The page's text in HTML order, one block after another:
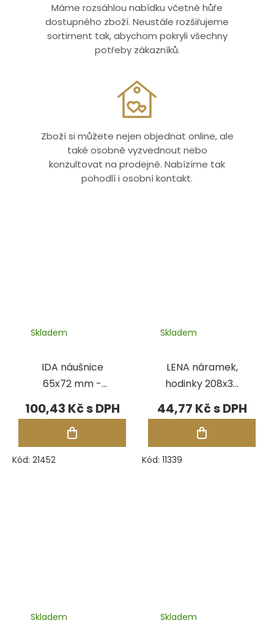
Máme rozsáhlou nabídku včetně hůře
dostupného zboží. Neustále rozšiřujeme
sortiment tak, abychom pokryli všechny
potřeby zákazníků.
Zboží si můžete nejen objednat online, ale
také osobně vyzvednout nebo
konzultovat na prodejně. Nabízíme tak
pohodlí i osobní kontakt.
IDA náušnice
65x72 mm -
BURGUNDY
Skladem
100,43 Kč
Kód: 21452
LENA náramek,
hodinky 208x32
mm - ČERVENÁ
Skladem
44,77 Kč
Kód: 11339
Skladem Skladem